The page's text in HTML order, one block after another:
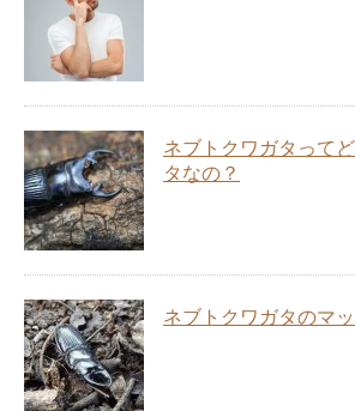
ネブトクワガタって
タなの？
ネブトクワガタのマ